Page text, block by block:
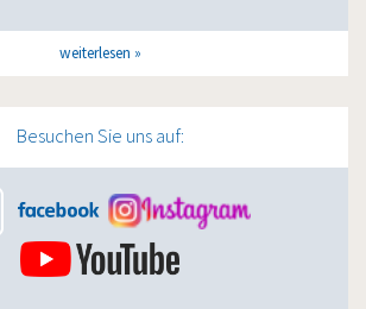
weiterlesen
Besuchen Sie uns auf: